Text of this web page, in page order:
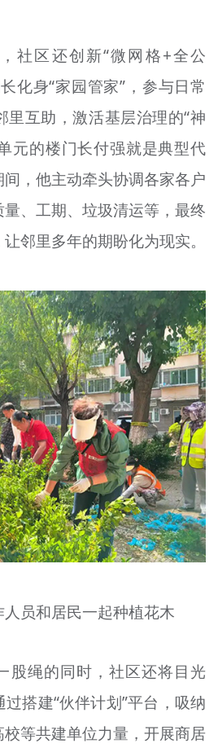
社区还创新“微网格+全公
化身“家园管家”，参与日常
里互助，激活基层治理的“神
元的楼门长付强就是典型代
，他主动牵头协调各家各户
、工期、垃圾清运等，最终
邻里多年的期盼化为现实。
员和居民一起种植花木
股绳的同时，社区还将目光
搭建“伙伴计划”平台，吸纳
等共建单位力量，开展商居